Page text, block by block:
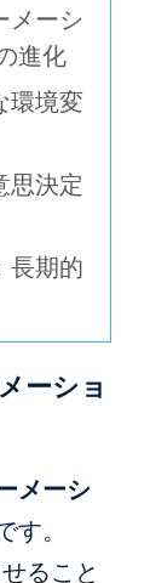
メーシ
進化
環境変
思決定
長期的
ーショ
メーシ
す。
ること